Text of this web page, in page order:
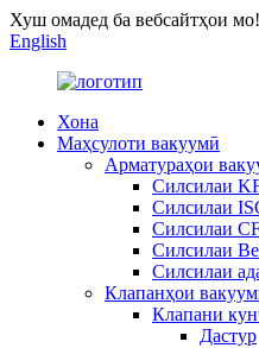
Хуш омадед ба вебсайтҳои мо!
English
Хона
Маҳсулоти вакуумӣ
Арматураҳои
Силсилаи
Силсилаи
Силсилаи
Силсилаи
Силсилаи
Клапанҳои
Клапани
Дастур